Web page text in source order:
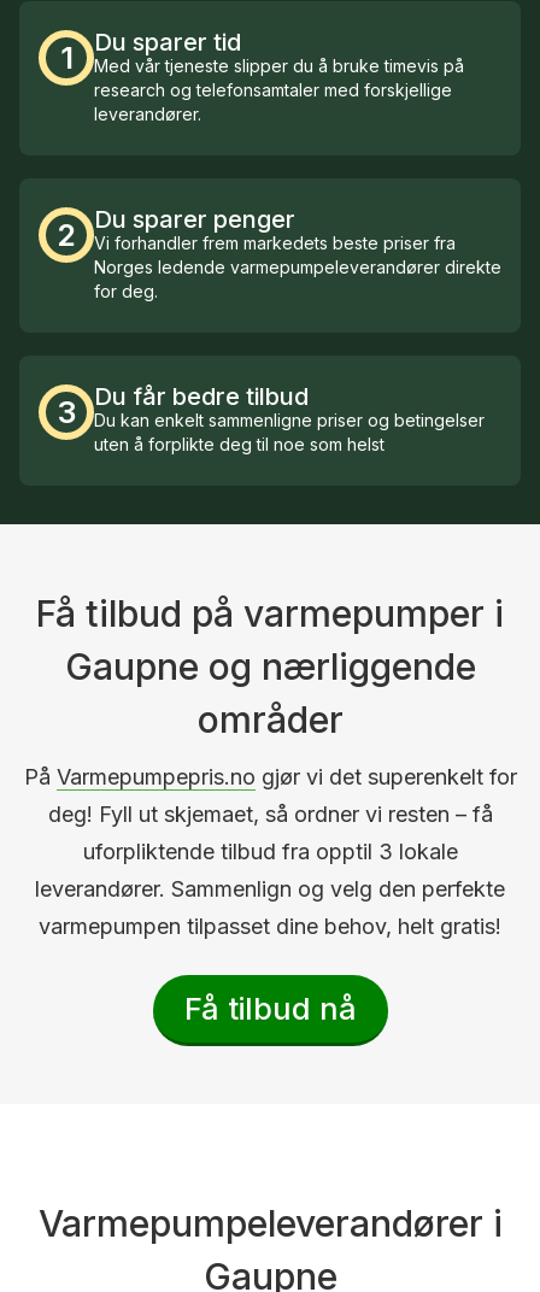
1 Du sparer tid
Med vår tjeneste slipper du å bruke timevis på
research og telefonsamtaler med forskjellige
leverandører.
2 Du sparer penger
Vi forhandler frem markedets beste priser fra
Norges ledende varmepumpeleverandører direkte
for deg.
3 Du får bedre tilbud
Du kan enkelt sammenligne priser og betingelser
uten å forplikte deg til noe som helst
Få tilbud på varmepumper i
Gaupne og nærliggende
områder
På Varmepumpepris.no gjør vi det superenkelt for
deg! Fyll ut skjemaet, så ordner vi resten – få
uforpliktende tilbud fra opptil 3 lokale
leverandører. Sammenlign og velg den perfekte
varmepumpen tilpasset dine behov, helt gratis!
Få tilbud nå
Varmepumpeleverandører i
Gaupne